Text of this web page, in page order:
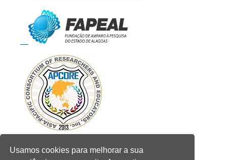
Usamos cookies para melhorar a sua